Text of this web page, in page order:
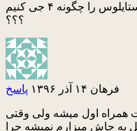
سلام. گوشی ال جب مدل جی ۴ استایلوس را چگونه ۴ جی کنیم
؟؟؟
فرهان ۱۴ آذر ۱۳۹۶ پاسخ
کارت همراه اول میشه ولی وقتی